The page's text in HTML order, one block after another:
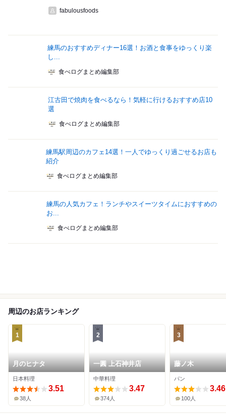
fabulousfoods
練馬のおすすめディナー16選！お酒と食事をゆっくり楽
し...
食べログまとめ編集部
江古田で焼肉を食べるなら！気軽に行けるおすすめ店10
選
食べログまとめ編集部
練馬駅周辺のカフェ14選！一人でゆっくり過ごせるお店も
紹介
食べログまとめ編集部
練馬の人気カフェ！ランチやスイーツタイムにおすすめの
お...
食べログまとめ編集部
周辺のお店ランキング
1
月のヒナタ
日本料理
3.51
38人
2
一圓 上石神井店
中華料理
3.47
374人
3
藤ノ木
パン
3.46
100人